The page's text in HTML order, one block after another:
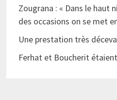
Zougrana : « Dans le haut
des occasions on se met
Une prestation très
Ferhat et Boucherit